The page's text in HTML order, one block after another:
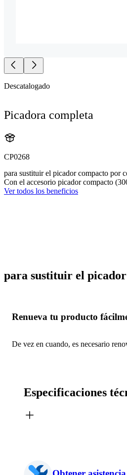
Descatalogado
Picadora completa
CP0268
para sustituir el picador compacto por
Con el accesorio picador compacto
Ver todos los beneficios
para sustituir el
Renueva tu producto
De vez en cuando, es necesario
Especificaciones